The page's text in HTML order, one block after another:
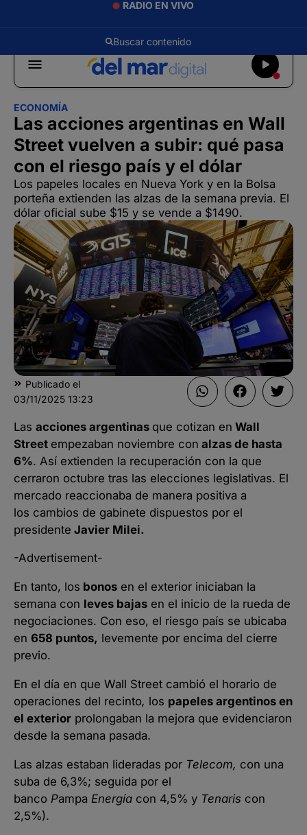
RADIO EN VIVO
ECONOMÍA
Las acciones argentinas en Wall
Street vuelven a subir: qué pasa
con el riesgo país y el dólar
Los papeles locales en Nueva York y en la Bolsa
porteña extienden las alzas de la semana previa. El
dólar oficial sube $15 y se vende a $1490.
Publicado el
03/11/2025 13:23
Las acciones argentinas que cotizan en Wall
Street empezaban noviembre con alzas de hasta
6%. Así extienden la recuperación con la que
cerraron octubre tras las elecciones legislativas. El
mercado reaccionaba de manera positiva a
los cambios de gabinete dispuestos por el
presidente Javier Milei.
-Advertisement-
En tanto, los bonos en el exterior iniciaban la
semana con leves bajas en el inicio de la rueda de
negociaciones. Con eso, el riesgo país se ubicaba
en 658 puntos, levemente por encima del cierre
previo.
En el día en que Wall Street cambió el horario de
operaciones del recinto, los papeles argentinos en
el exterior prolongaban la mejora que evidenciaron
desde la semana pasada.
Las alzas estaban lideradas por Telecom, con una
suba de 6,3%; seguida por el
banco Pampa Energía con 4,5% y Tenaris con
2,5%).